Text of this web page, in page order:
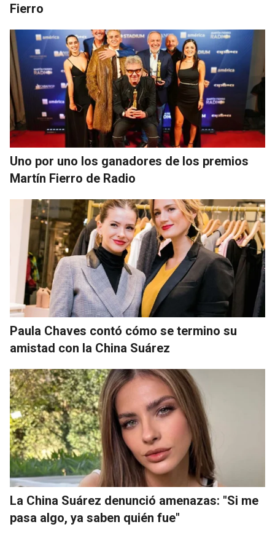
Fierro
Uno por uno los ganadores de los premios
Martín Fierro de Radio
Paula Chaves contó cómo se termino su
amistad con la China Suárez
La China Suárez denunció amenazas: "Si me
pasa algo, ya saben quién fue"